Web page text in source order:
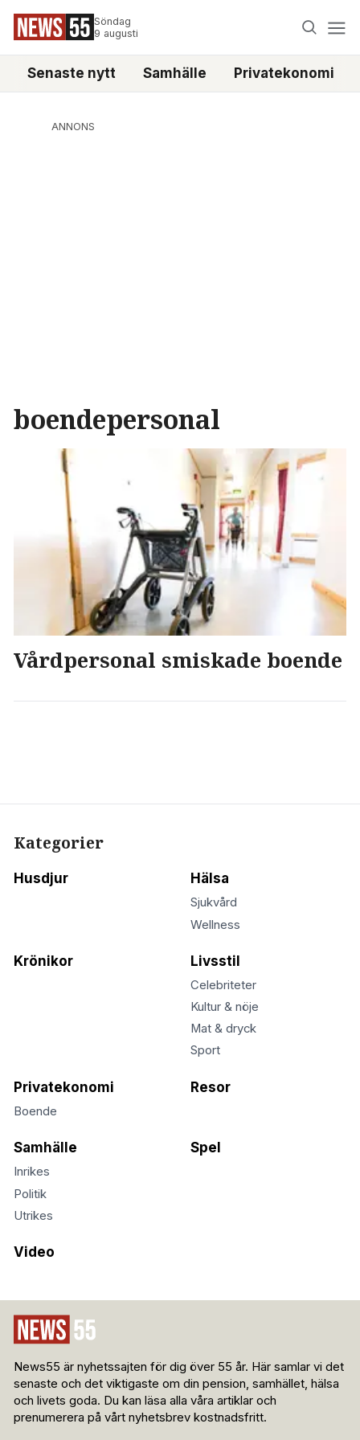
Söndag
9 augusti
Senaste nytt Samhälle Privatekonomi
ANNONS
boendepersonal
Vårdpersonal smiskade boende
Kategorier
Husdjur Hälsa
Sjukvård
Wellness
Krönikor Livsstil
Celebriteter
Kultur & nöje
Mat & dryck
Sport
Privatekonomi
Boende
Resor
Samhälle
Inrikes
Politik
Utrikes
Spel
Video
News55 är nyhetssajten för dig över 55 år. Här samlar vi det
senaste och det viktigaste om din pension, samhället, hälsa
och livets goda. Du kan läsa alla våra artiklar och
prenumerera på vårt nyhetsbrev kostnadsfritt.